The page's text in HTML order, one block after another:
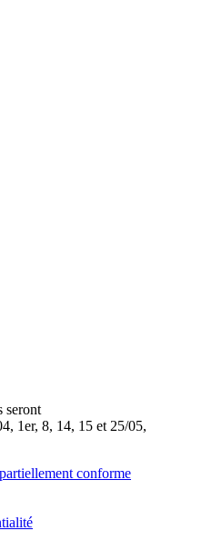
seront
1er, 8, 14, 15 et 25/05,
conforme